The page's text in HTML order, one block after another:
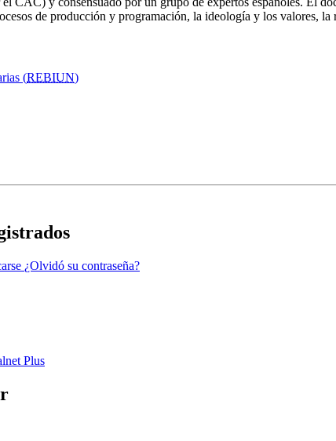
de producción y programación, la ideología y los valores,
(REBIUN)
¿Olvidó su contraseña?